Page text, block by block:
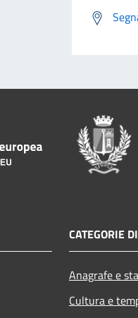
CATEGORIE
Anagrafe e
Cultura e